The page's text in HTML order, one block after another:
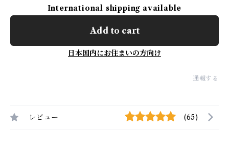
International shipping available
Add to cart
日本国内にお住まいの方向け
通報する
レビュー (65)